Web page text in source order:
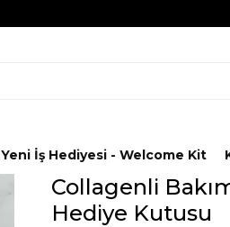
Yeni İş Hediyesi - Welcome Kit
Collagenli
Hediye Kutusu